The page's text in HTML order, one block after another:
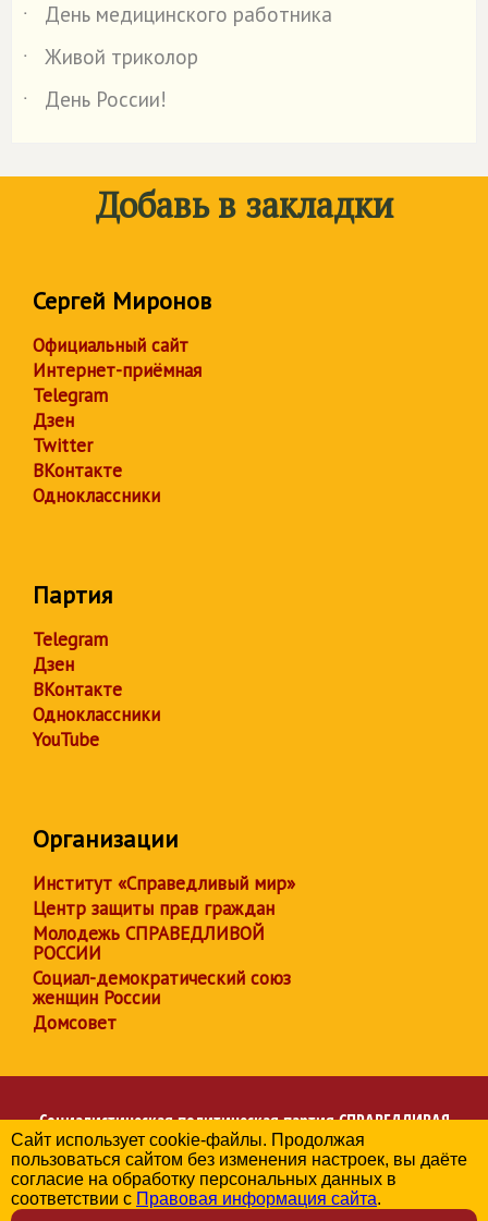
˙
День медицинского работника
˙
Живой триколор
˙
День России!
Добавь в закладки
Сергей Миронов
Официальный сайт
Интернет-приёмная
Telegram
Дзен
Twitter
ВКонтакте
Одноклассники
Партия
Telegram
Дзен
ВКонтакте
Одноклассники
YouTube
Организации
Институт «Справедливый мир»
Центр защиты прав граждан
Молодежь СПРАВЕДЛИВОЙ
РОССИИ
Социал-демократический союз
женщин России
Домсовет
Социалистическая политическая партияСПРАВЕДЛИВАЯ
РОССИЯ
Региональное отделение партии в Республике Адыгея
© 2006-2026
Сайт использует cookie-файлы. Продолжая
пользоваться сайтом без изменения настроек, вы даёте
согласие на обработку персональных данных в
соответствии с Правовая информация сайта.